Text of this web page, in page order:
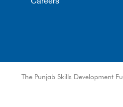
© The Punjab Skills Development